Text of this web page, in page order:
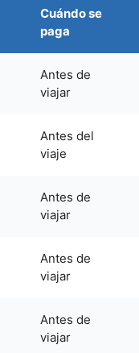
Cuándo se
paga
Antes de
viajar
Antes del
viaje
Antes de
viajar
Antes de
viajar
Antes de
viajar